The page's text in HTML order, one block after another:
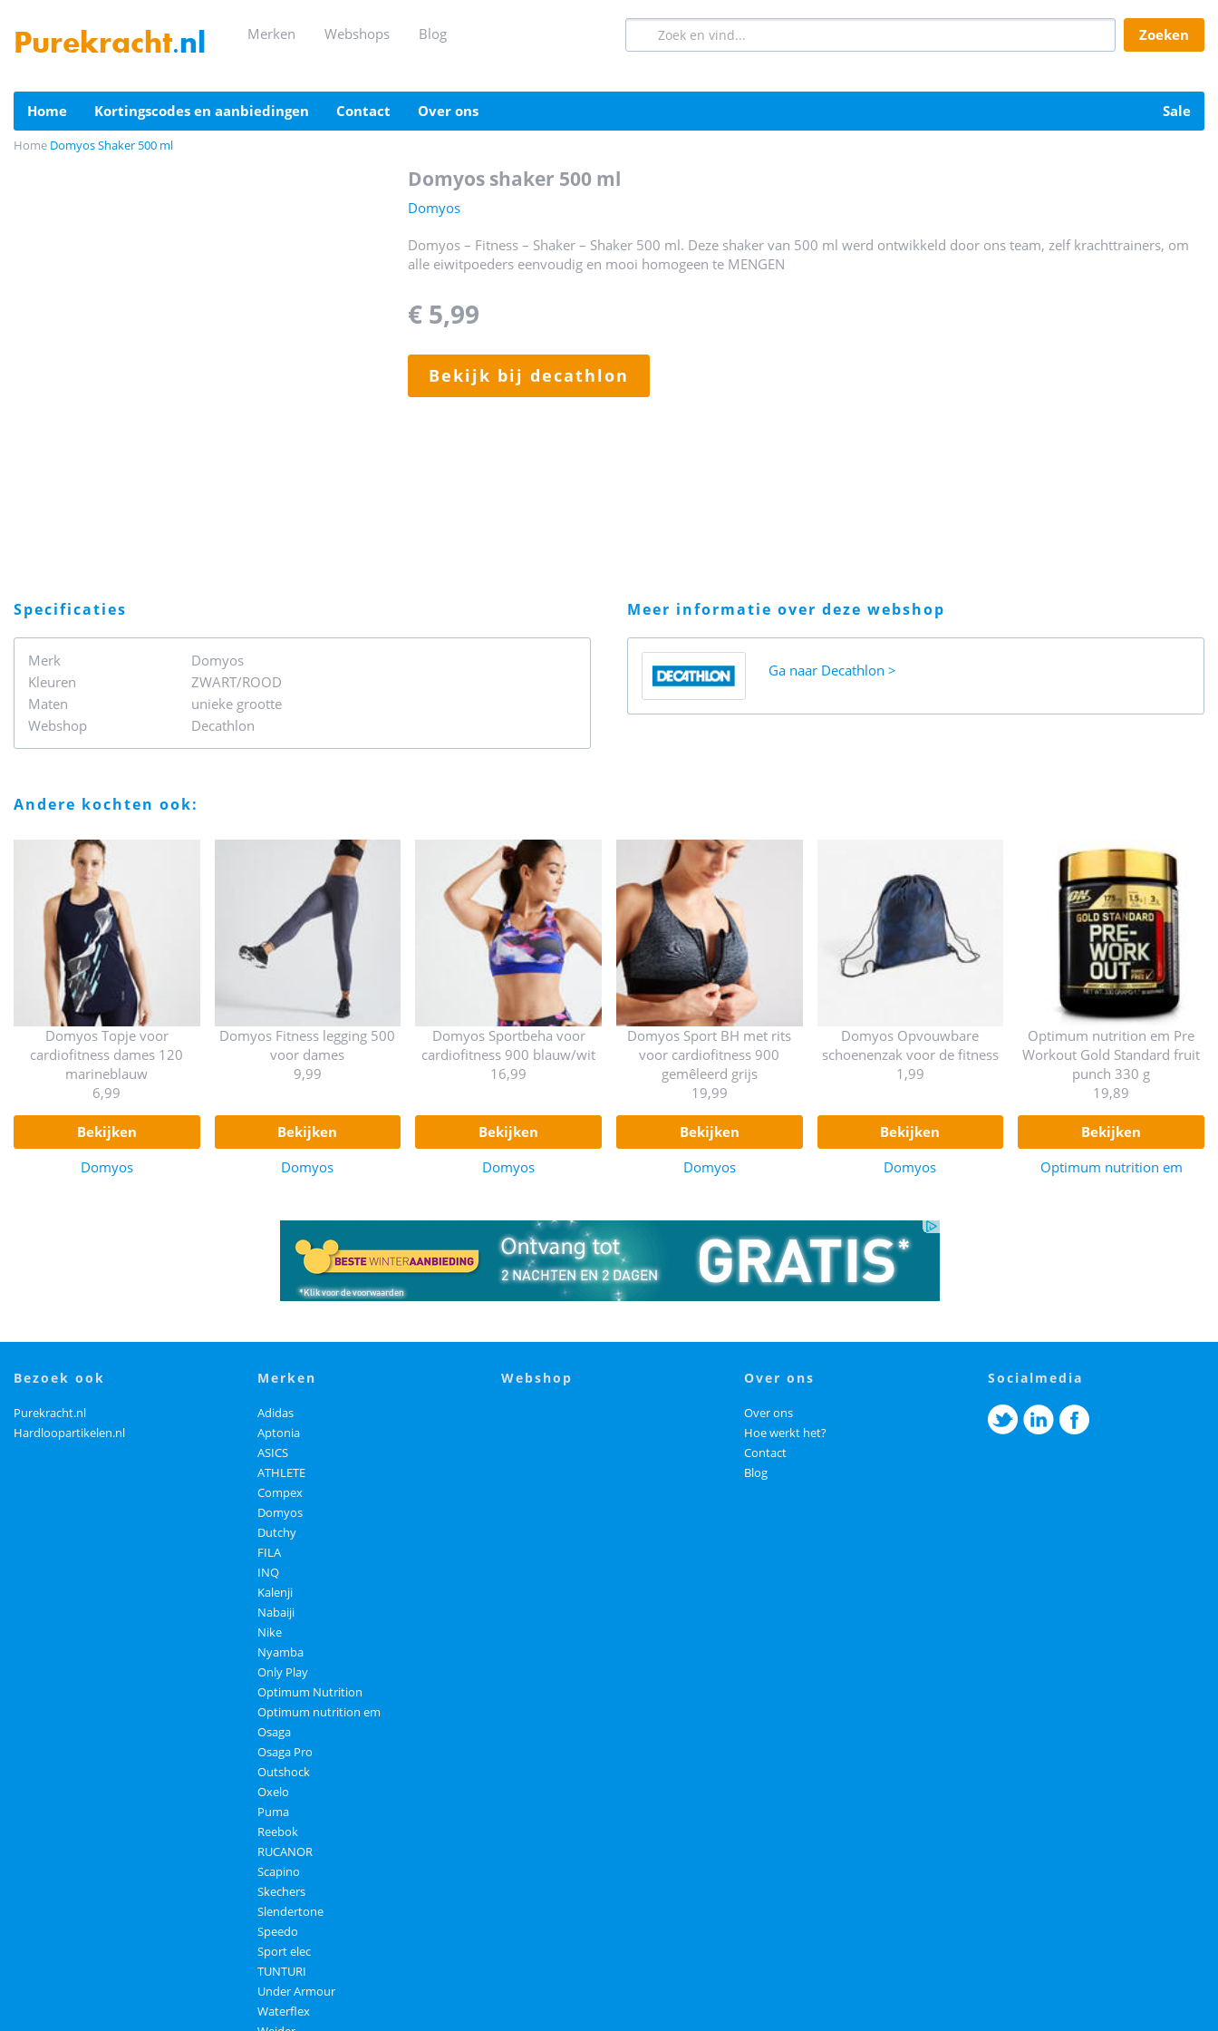
Purekracht.nl merken webshops blog zoeken
home kortingscodes en aanbiedingen contact over ons sale
Home Domyos Shaker 500 ml
domyos shaker 500 ml
Domyos
Domyos – Fitness – Shaker – Shaker 500 ml. Deze shaker van 500 ml werd ontwikkeld door ons team, zelf krachttrainers, om
alle eiwitpoeders eenvoudig en mooi homogeen te MENGEN
€ 5,99
bekijk bij decathlon
specificaties
Merk
Domyos
Kleuren
ZWART/ROOD
Maten
unieke grootte
Webshop
Decathlon
meer informatie over deze webshop
Ga naar Decathlon
andere kochten ook:
Domyos Topje voor
cardiofitness dames 120
marineblauw
6,99
bekijken
Domyos
Domyos Fitness legging 500
voor dames
9,99
bekijken
Domyos
Domyos Sportbeha voor
cardiofitness 900 blauw/wit
16,99
bekijken
Domyos
Domyos Sport BH met rits
voor cardiofitness 900
gemêleerd grijs
19,99
bekijken
Domyos
Domyos Opvouwbare
schoenenzak voor de fitness
1,99
bekijken
Domyos
Optimum nutrition em Pre
Workout Gold Standard fruit
punch 330 g
19,89
bekijken
Optimum nutrition em
bezoek ook
Purekracht.nl
Hardloopartikelen.nl
merken
Adidas
Aptonia
ASICS
ATHLETE
Compex
Domyos
Dutchy
FILA
INQ
Kalenji
Nabaiji
Nike
Nyamba
Only Play
Optimum Nutrition
Optimum nutrition em
Osaga
Osaga Pro
Outshock
Oxelo
Puma
Reebok
RUCANOR
Scapino
Skechers
Slendertone
Speedo
Sport elec
TUNTURI
Under Armour
Waterflex
webshop over ons
Over ons
Hoe werkt het?
Contact
Blog
socialmedia